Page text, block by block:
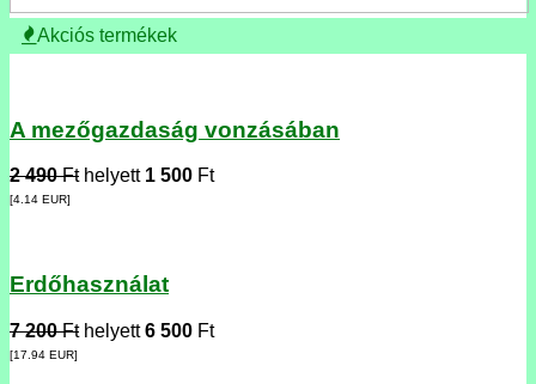
Akciós termékek
A mezőgazdaság vonzásában
2 490 Fthelyett 1 500 Ft
[4.14 EUR]
Erdőhasználat
7 200 Fthelyett6 500 Ft
[17.94 EUR]